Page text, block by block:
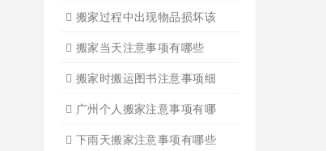
有关搬家前后的基本常识
搬家过程中出现物品损坏该
搬家当天注意事项有哪些
搬家时搬运图书注意事项细
广州个人搬家注意事项有哪